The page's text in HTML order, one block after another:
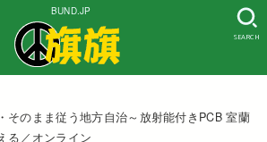
BUND.JP
SEARCH
そのまま従う地方自治～放射能付きPCB 室蘭
る／オンライン